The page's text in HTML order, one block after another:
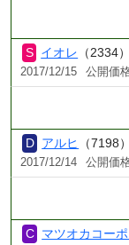
イオレ （2334）
2017/12/15 公開価
アルヒ （7198）
2017/12/14 公開価
マツオカコー